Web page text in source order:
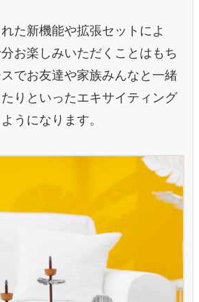
た新機能や拡張セットによ
お楽しみいただくことはもち
でお友達や家族みんなと一緒
りといったエキサイティング
うになります。